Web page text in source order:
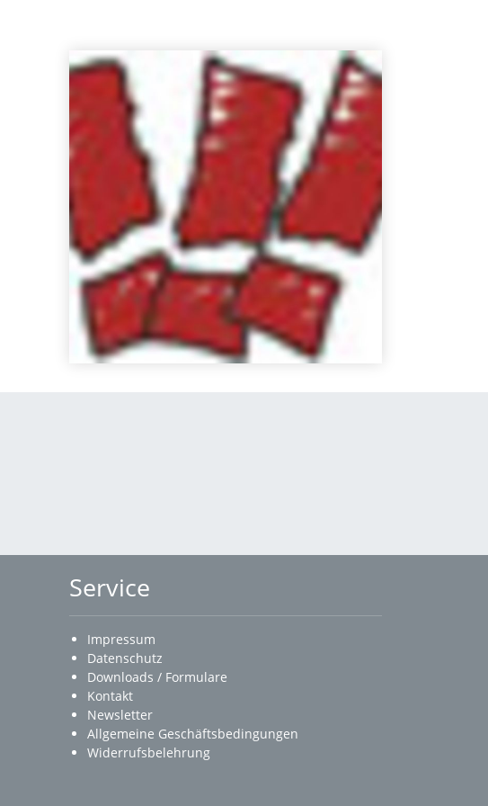
Service
Impressum
Datenschutz
Downloads / Formulare
Kontakt
Newsletter
Allgemeine Geschäftsbedingungen
Widerrufsbelehrung